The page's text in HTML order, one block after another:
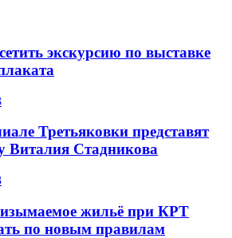
экскурсию по выставке
Третьяковки представят
Виталия Стадникова
жильё при КРТ
по новым правилам